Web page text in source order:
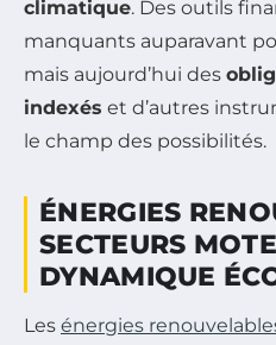
climatique. Des outils
manquants auparavant
mais aujourd’hui des
indexés et d’autres
le champ des possibilités.
ÉNERGIES
SECTEURS
DYNAMIQUE
Les énergies